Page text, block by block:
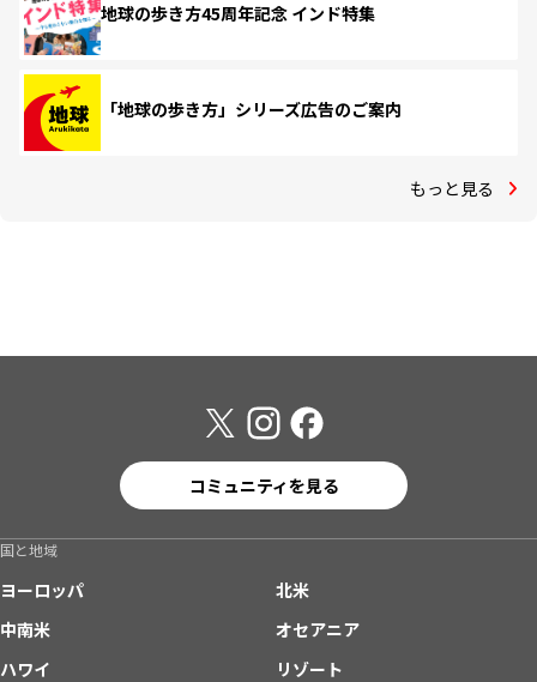
地球の歩き方45周年記念 インド特集
「地球の歩き方」シリーズ広告のご案内
もっと見る
コミュニティを見る
国と地域
ヨーロッパ
北米
中南米
オセアニア
ハワイ
リゾート